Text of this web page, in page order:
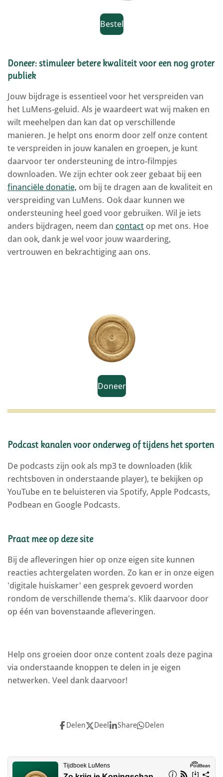
Bestel
Doneer: stimuleer betere kwaliteit voor een nog groter
publiek
Jouw bijdrage is essentieel voor het verspreiden van
het LuMens-geluid. Als je waardeert wat wij maken en
wilt meehelpen dan kan dat op verschillende
manieren. Je helpt ons enorm door zelf onze content
te verspreiden in jouw kanalen en groepen, je kunt
daarvoor ter ondersteuning de intro-filmpjes
downloaden. We zijn echter ook zeer gebaat bij een
financiële donatie, om bij te dragen aan de kwaliteit en
verspreiding van LuMens. Ook daar kunnen we
ondersteuning heel goed voor gebruiken. Wil je iets
anders bijdragen, neem dan contact op met ons. Hoe
dan ook, dank je wel voor jouw waardering,
vertrouwen en bekrachtiging aan ons.
Doneer
Podcast kanalen voor onderweg of tijdens het sporten
De podcasts zijn ook als mp3 te downloaden (klik
rechtsboven in onderstaande player), te bekijken op
YouTube en te beluisteren via Spotify, Apple Podcasts,
Podbean en Google Podcasts.
Praat mee op deze site
Bij de afleveringen hier op onze eigen site kunnen
reacties achtergelaten worden. Zo kan er in onze eigen
'digitale huiskamer' een gesprek gevoerd worden
rondom de verschillende thema's. Klik daarvoor door
op één van bovenstaande afleveringen.
Help ons groeien door onze content zoals deze pagina
via onderstaande knoppen te delen in je eigen
netwerken. Veel dank daarvoor!
Delen Deel Share Delen